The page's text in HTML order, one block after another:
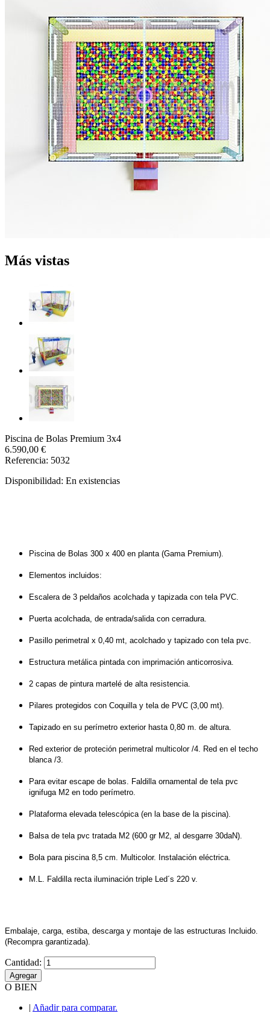
Más vistas
Piscina de Bolas Premium 3x4
6.590,00 €
Referencia: 5032
Disponibilidad: En existencias
Piscina de Bolas 300 x 400 en planta (Gama Premium).
Elementos incluidos:
Escalera de 3 peldaños acolchada y tapizada con tela PVC.
Puerta acolchada, de entrada/salida con cerradura.
Pasillo perimetral x 0,40 mt, acolchado y tapizado con tela pvc.
Estructura metálica pintada con imprimación anticorrosiva.
2 capas de pintura martelé de alta resistencia.
Pilares protegidos con Coquilla y tela de PVC (3,00 mt).
Tapizado en su perímetro exterior hasta 0,80 m. de altura.
Red exterior de proteción perimetral multicolor /4. Red en el techo
blanca /3.
Para evitar escape de bolas. Faldilla ornamental de tela pvc
ignifuga M2 en todo perímetro.
Plataforma elevada telescópica (en la base de la piscina).
Balsa de tela pvc tratada M2 (600 gr M2, al desgarre 30daN).
Bola para piscina 8,5 cm. Multicolor. Instalación eléctrica.
M.L. Faldilla recta iluminación triple Led´s 220 v.
Embalaje, carga, estiba, descarga y montaje de las estructuras Incluido.
(Recompra garantizada).
Cantidad:
Agregar
O BIEN
| Añadir para comparar.